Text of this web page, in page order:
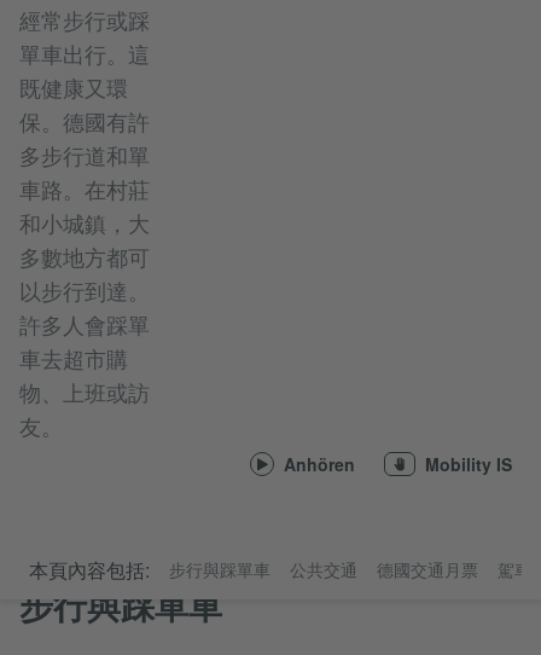
經常步行或踩
單車出行。這
既健康又環
保。德國有許
多步行道和單
車路。在村莊
和小城鎮，大
多數地方都可
以步行到達。
許多人會踩單
車去超市購
物、上班或訪
友。
Anhören Mobility IS
本頁內容包括: 步行與踩單車 公共交通 德國交通月票 駕車
步行與踩單車